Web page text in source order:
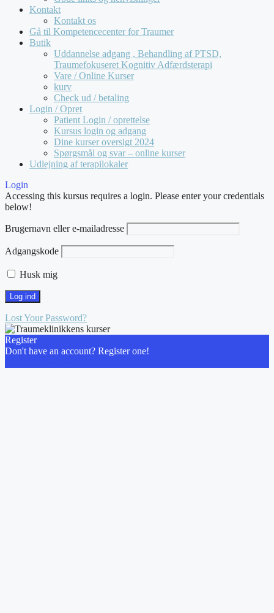
Kontakt
Kontakt os
Gå til Kompetencecenter for Traumer
Butik
Uddannelse adgang , Behandling af PTSD,
Traumefokuseret Kognitiv Adfærdsterapi
Vare / Online Kurser
kurv
Check ud / betaling
Login / Opret
Patient Login / oprettelse
Kursus login og adgang
Dine kurser oversigt 2024
Spørgsmål og svar – online kurser
Udlejning af terapilokaler
Login
Accessing this kursus requires a login. Please enter your credentials
below!
Brugernavn eller e-mailadresse
Adgangskode
Husk mig
Lost Your Password?
Register
Don't have an account? Register one!